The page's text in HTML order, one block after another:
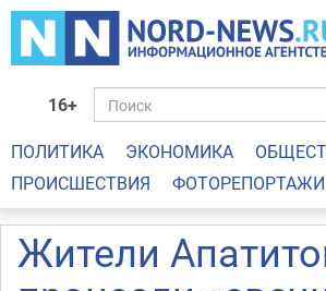
16+
ПОЛИТИКА ЭКОНОМИКА
ПРОИСШЕСТВИЯ
ФОТОРЕПОРТАЖИ
Жители